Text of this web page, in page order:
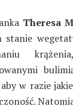
Theresa
stanie
aby w razie